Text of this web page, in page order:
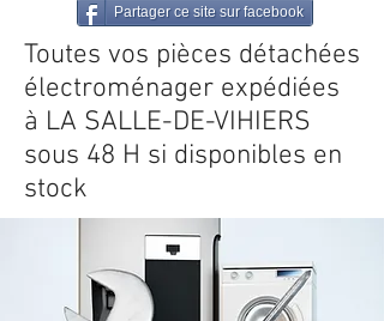
Partager ce site sur facebook
Toutes vos pièces détachées
électroménager expédiées
à LA SALLE-DE-VIHIERS
sous 48 H si disponibles en
stock